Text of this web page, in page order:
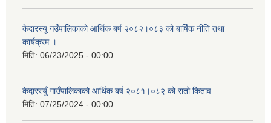
केदारस्यू गउँपालिकाको आर्थिक बर्ष २०८२।०८३ को बार्षिक नीति तथा
कार्यक्रम ।
मिति: 06/23/2025 - 00:00
केदारस्युँ गाउँपालिकाको आर्थिक बर्ष २०८१।०८२ को रातो किताव
मिति: 07/25/2024 - 00:00